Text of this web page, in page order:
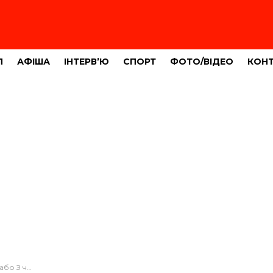
АФІША ІНТЕРВ’Ю СПОРТ ФОТО/ВІДЕО
компанії країни